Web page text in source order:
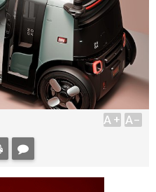
A+ A-